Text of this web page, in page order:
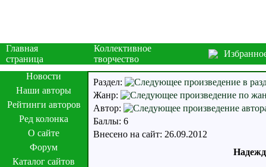
Главная
страница
Коллективное
творчество
Новости
Наши авторы
Рейтинги авторов
Ред колонка
О сайте
Форум
Каталог сайтов
Раздел:
Жанр:
Автор:
Баллы: 6
Внесено на сайт: 26.09.2012